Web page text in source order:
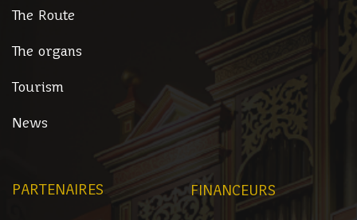
The Route
The organs
Tourism
News
PARTENAIRES FINANCEURS